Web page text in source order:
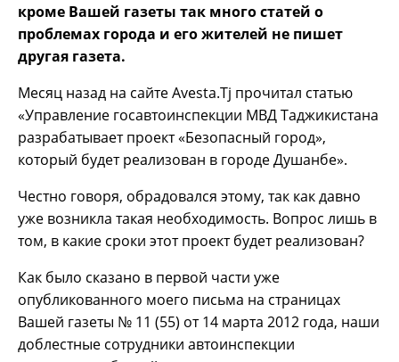
кроме Вашей газеты так много статей о
проблемах города и его жителей не пишет
другая газета.
Месяц назад на сайте Avesta.Tj прочитал статью
«Управление госавтоинспекции МВД Таджикистана
разрабатывает проект «Безопасный город»,
который будет реализован в городе Душанбе».
Честно говоря, обрадовался этому, так как давно
уже возникла такая необходимость. Вопрос лишь в
том, в какие сроки этот проект будет реализован?
Как было сказано в первой части уже
опубликованного моего письма на страницах
Вашей газеты № 11 (55) от 14 марта 2012 года, наши
доблестные сотрудники автоинспекции